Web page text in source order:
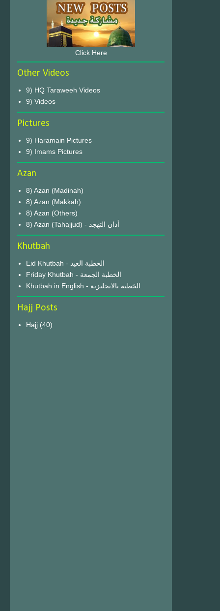
Click Here
Other Videos
9) HQ Taraweeh Videos
9) Videos
Pictures
9) Haramain Pictures
9) Imams Pictures
Azan
8) Azan (Madinah)
8) Azan (Makkah)
8) Azan (Others)
8) Azan (Tahajjud) - أذان التهجد
Khutbah
Eid Khutbah - الخطبة العيد
Friday Khutbah - الخطبة الجمعة
Khutbah in English - الخطبة بالانجليزية
Hajj Posts
Hajj (40)